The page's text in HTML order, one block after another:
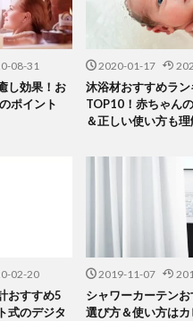
08-31
し効果！お
ポイント
2020-01-17
沐浴材おすすめラン
TOP10！赤ちゃん
＆正しい使い方も
02-20
おすすめ5
式のデジタ
2019-11-07
シャワーカーテンお
選び方＆使い方は